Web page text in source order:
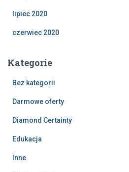
lipiec 2020
czerwiec 2020
Kategorie
Bez kategorii
Darmowe oferty
Diamond Certainty
Edukacja
Inne